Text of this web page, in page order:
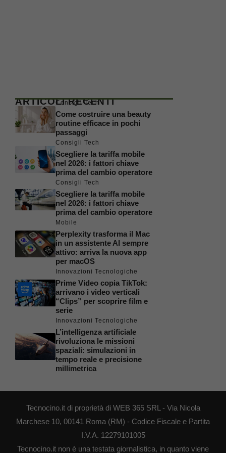
ARTICOLI RECENTI
Consigli Tech
Come costruire una beauty
routine efficace in pochi
passaggi
Consigli Tech
Scegliere la tariffa mobile
nel 2026: i fattori chiave
prima del cambio operatore
Consigli Tech
Scegliere la tariffa mobile
nel 2026: i fattori chiave
prima del cambio operatore
Mobile
Perplexity trasforma il Mac
in un assistente AI sempre
attivo: arriva la nuova app
per macOS
Innovazioni Tecnologiche
Prime Video copia TikTok:
arrivano i video verticali
“Clips” per scoprire film e
serie
Innovazioni Tecnologiche
L’intelligenza artificiale
rivoluziona le missioni
spaziali: simulazioni in
tempo reale e precisione
millimetrica
Tecnocino.it di proprietà di WEB 365 SRL - Via Nicola
Marchese 10, 00141 Roma (RM) - Codice Fiscale e Partita
I.V.A. 12279101005
Tecnocino.it non è una testata giornalistica, in quanto viene